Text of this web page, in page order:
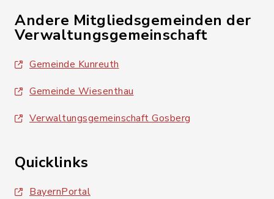
Andere Mitgliedsgemeinden der
Verwaltungsgemeinschaft
Gemeinde Kunreuth
Gemeinde Wiesenthau
Verwaltungsgemeinschaft Gosberg
Quicklinks
BayernPortal